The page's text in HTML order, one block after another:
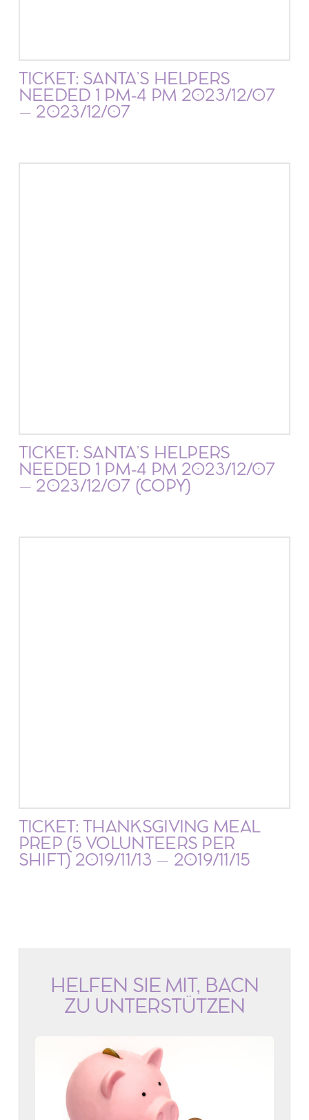
TICKET: SANTA’S HELPERS
NEEDED 1 PM-4 PM 2023/12/07
– 2023/12/07
TICKET: SANTA’S HELPERS
NEEDED 1 PM-4 PM 2023/12/07
– 2023/12/07 (COPY)
TICKET: THANKSGIVING MEAL
PREP (5 VOLUNTEERS PER
SHIFT) 2019/11/13 – 2019/11/15
HELFEN SIE MIT, BACN
ZU UNTERSTÜTZEN